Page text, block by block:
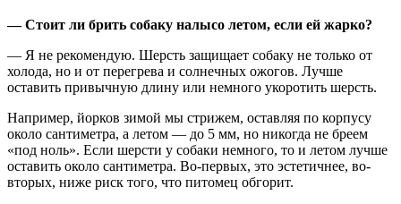
— Стоит ли брить собаку налысо летом, если ей жарко?
— Я не рекомендую. Шерсть защищает собаку не только от
холода, но и от перегрева и солнечных ожогов. Лучше
оставить привычную длину или немного укоротить шерсть.
Например, йорков зимой мы стрижем, оставляя по корпусу
около сантиметра, а летом — до 5 мм, но никогда не бреем
«под ноль». Если шерсти у собаки немного, то и летом лучше
оставить около сантиметра. Во-первых, это эстетичнее, во-
вторых, ниже риск того, что питомец обгорит.